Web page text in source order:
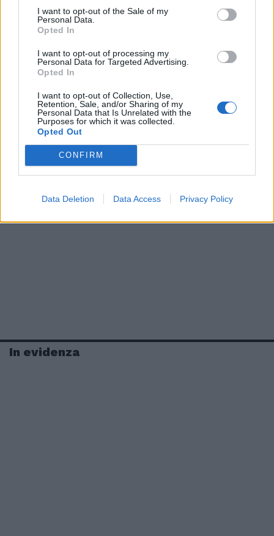
I want to opt-out of the Sale of my
Personal Data.
Opted In
I want to opt-out of processing my
Personal Data for Targeted Advertising.
Opted In
I want to opt-out of Collection, Use,
Retention, Sale, and/or Sharing of my
Personal Data that Is Unrelated with the
Purposes for which it was collected.
Opted Out
CONFIRM
Data Deletion Data Access Privacy Policy
In evidenza